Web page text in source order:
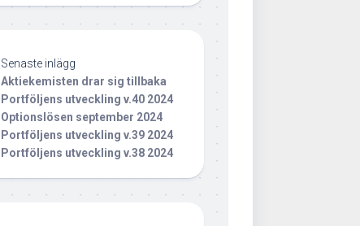
Senaste inlägg
Aktiekemisten drar sig tillbaka
Portföljens utveckling v.40 2024
Optionslösen september 2024
Portföljens utveckling v.39 2024
Portföljens utveckling v.38 2024